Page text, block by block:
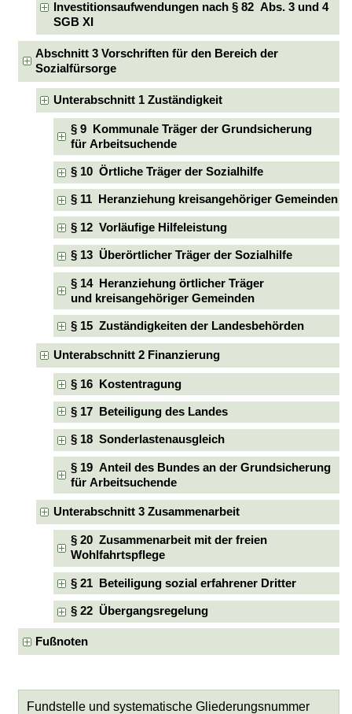
Investitionsaufwendungen nach § 82 Abs. 3 und 4
SGB XI
Abschnitt 3 Vorschriften für den Bereich der
Sozialfürsorge
Unterabschnitt 1 Zuständigkeit
§ 9 Kommunale Träger der Grundsicherung
für Arbeitsuchende
§ 10 Örtliche Träger der Sozialhilfe
§ 11 Heranziehung kreisangehöriger Gemeinden
§ 12 Vorläufige Hilfeleistung
§ 13 Überörtlicher Träger der Sozialhilfe
§ 14 Heranziehung örtlicher Träger
und kreisangehöriger Gemeinden
§ 15 Zuständigkeiten der Landesbehörden
Unterabschnitt 2 Finanzierung
§ 16 Kostentragung
§ 17 Beteiligung des Landes
§ 18 Sonderlastenausgleich
§ 19 Anteil des Bundes an der Grundsicherung
für Arbeitsuchende
Unterabschnitt 3 Zusammenarbeit
§ 20 Zusammenarbeit mit der freien
Wohlfahrtspflege
§ 21 Beteiligung sozial erfahrener Dritter
§ 22 Übergangsregelung
Fußnoten
Fundstelle und systematische Gliederungsnummer